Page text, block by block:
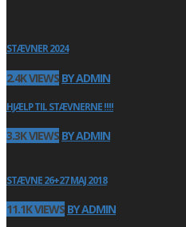
STÆVNER 2024
2.4K VIEWS BY ADMIN
HJÆLP TIL STÆVNERNE !!!!
3.3K VIEWS BY ADMIN
STÆVNE 26+27 MAJ 2018
11.1K VIEWS BY ADMIN